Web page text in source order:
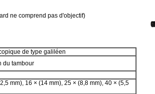
ne comprend pas d'objectif)
de type galiléen
du tambour
mm), 16 × (14 mm), 25 × (8,8 mm), 40 × (5,5